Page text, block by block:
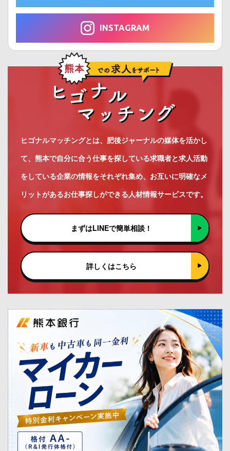
INSTAGRAM
ヒゴナルマッチングとは、肥後ジャーナルの媒体を活かし
て、熊本で自分に合う仕事を探している求職者と求人活動
をしている企業の情報をそれぞれ集め、お互いに明確なメ
リットがあるお仕事探しができる人材情報サービスです。
まずはLINEで簡単相談！
詳しくはこちら